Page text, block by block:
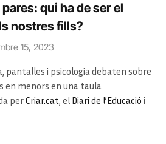
qui ha de ser el
nostres fills?
15, 2023
pantalles i psicologia debaten sobre
en menors en una taula
perCriar.cat , el Diari de l’Educació i